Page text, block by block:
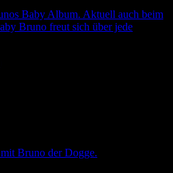
Baby Album. Aktuell auch beim
Bruno freut sich über jede
Bruno der Dogge.